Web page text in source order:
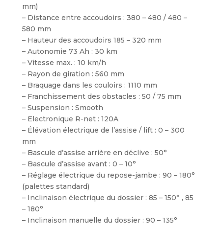
mm)
– Distance entre accoudoirs : 380 – 480 / 480 –
580 mm
– Hauteur des accoudoirs 185 – 320 mm
– Autonomie 73 Ah : 30 km
– Vitesse max. : 10 km/h
– Rayon de giration : 560 mm
– Braquage dans les couloirs : 1110 mm
– Franchissement des obstacles : 50 / 75 mm
– Suspension : Smooth
– Electronique R-net : 120A
– Élévation électrique de l’assise / lift : 0 – 300
mm
– Bascule d’assise arrière en déclive : 50°
– Bascule d’assise avant : 0 – 10°
– Réglage électrique du repose-jambe : 90 – 180°
(palettes standard)
– Inclinaison électrique du dossier : 85 – 150° , 85
– 180°
– Inclinaison manuelle du dossier : 90 – 135°